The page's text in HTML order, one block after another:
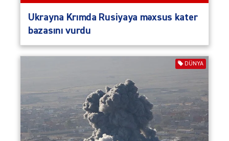
Ukrayna Krımda Rusiyaya məxsus kater
bazasını vurdu
DÜNYA